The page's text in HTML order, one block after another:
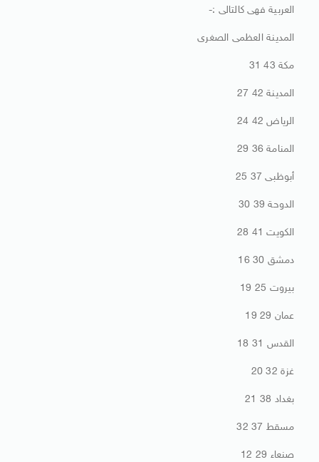
العربية فهى كالتالى :-
المدينة العظمى الصغرى
مكة 43 31
المدينة 42 27
الرياض 42 24
المنامة 36 29
أبوظبى 37 25
الدوحة 39 30
الكويت 41 28
دمشق 30 16
بيروت 25 19
عمان 29 19
القدس 31 18
غزة 32 20
بغداد 38 21
مسقط 37 32
صنعاء 29 12